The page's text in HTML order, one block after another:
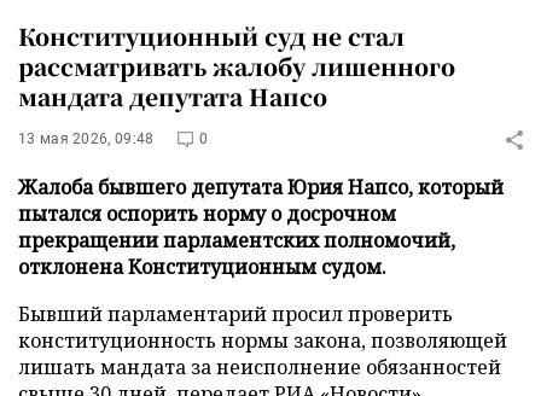
Конституционный суд не стал
рассматривать жалобу лишенного
мандата депутата Напсо
13 мая 2026, 09:48 0
Жалоба бывшего депутата Юрия Напсо, который
пытался оспорить норму о досрочном
прекращении парламентских полномочий,
отклонена Конституционным судом.
Бывший парламентарий просил проверить
конституционность нормы закона, позволяющей
лишать мандата за неисполнение обязанностей